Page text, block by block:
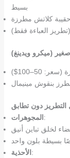
بسيط
كلاتش مطرزة
العباءة فقط)
50–100$)
بنقوش مينيمال
المجوهرات :
الأحذية :